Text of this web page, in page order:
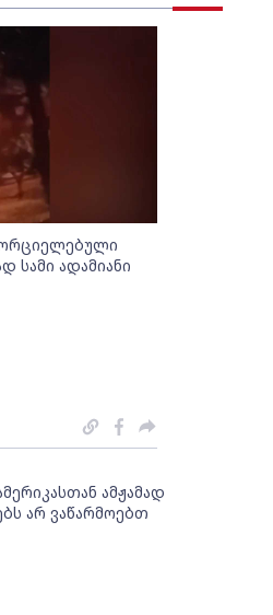
სამი ადამიანი
ამჟამად
არ ვაწარმოებთ